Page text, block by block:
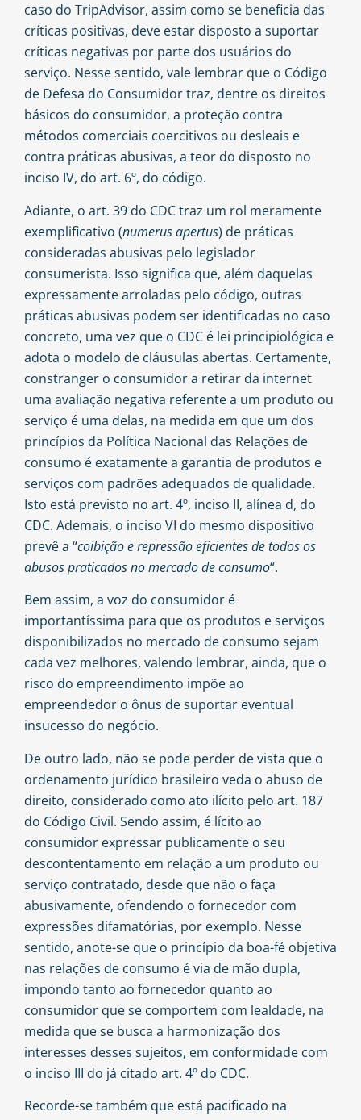
caso do TripAdvisor, assim como se beneficia das
críticas positivas, deve estar disposto a suportar
críticas negativas por parte dos usuários do
serviço. Nesse sentido, vale lembrar que o Código
de Defesa do Consumidor traz, dentre os direitos
básicos do consumidor, a proteção contra
métodos comerciais coercitivos ou desleais e
contra práticas abusivas, a teor do disposto no
inciso IV, do art. 6º, do código.
Adiante, o art. 39 do CDC traz um rol meramente
exemplificativo (numerus apertus) de práticas
consideradas abusivas pelo legislador
consumerista. Isso significa que, além daquelas
expressamente arroladas pelo código, outras
práticas abusivas podem ser identificadas no caso
concreto, uma vez que o CDC é lei principiológica e
adota o modelo de cláusulas abertas. Certamente,
constranger o consumidor a retirar da internet
uma avaliação negativa referente a um produto ou
serviço é uma delas, na medida em que um dos
princípios da Política Nacional das Relações de
consumo é exatamente a garantia de produtos e
serviços com padrões adequados de qualidade.
Isto está previsto no art. 4º, inciso II, alínea d, do
CDC. Ademais, o inciso VI do mesmo dispositivo
prevê a “coibição e repressão eficientes de todos os
abusos praticados no mercado de consumo“.
Bem assim, a voz do consumidor é
importantíssima para que os produtos e serviços
disponibilizados no mercado de consumo sejam
cada vez melhores, valendo lembrar, ainda, que o
risco do empreendimento impõe ao
empreendedor o ônus de suportar eventual
insucesso do negócio.
De outro lado, não se pode perder de vista que o
ordenamento jurídico brasileiro veda o abuso de
direito, considerado como ato ilícito pelo art. 187
do Código Civil. Sendo assim, é lícito ao
consumidor expressar publicamente o seu
descontentamento em relação a um produto ou
serviço contratado, desde que não o faça
abusivamente, ofendendo o fornecedor com
expressões difamatórias, por exemplo. Nesse
sentido, anote-se que o princípio da boa-fé objetiva
nas relações de consumo é via de mão dupla,
impondo tanto ao fornecedor quanto ao
consumidor que se comportem com lealdade, na
medida que se busca a harmonização dos
interesses desses sujeitos, em conformidade com
o inciso III do já citado art. 4º do CDC.
Recorde-se também que está pacificado na